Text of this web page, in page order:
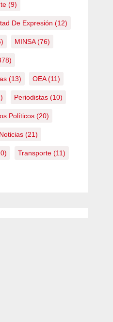
(9)
De Expresión (12)
MINSA(76)
(13) OEA(11)
Periodistas (10)
Políticos (20)
(21)
Transporte (11)